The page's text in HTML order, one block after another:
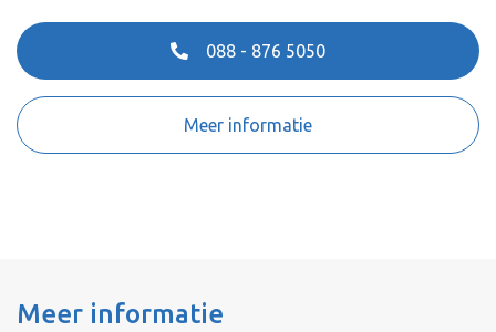
088 - 876 5050
Meer informatie
Meer informatie